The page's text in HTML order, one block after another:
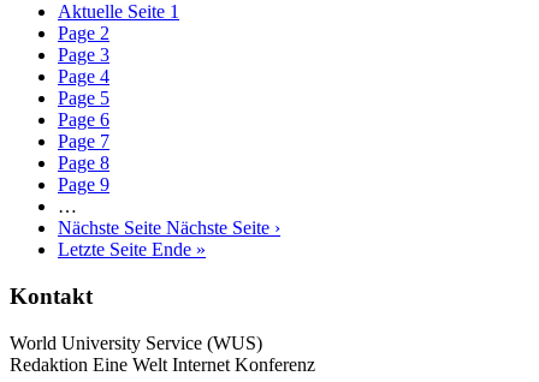
Aktuelle Seite 1
Page 2
Page 3
Page 4
Page 5
Page 6
Page 7
Page 8
Page 9
…
Nächste Seite Nächste Seite ›
Letzte Seite Ende »
Kontakt
World University Service (WUS)
Redaktion Eine Welt Internet Konferenz